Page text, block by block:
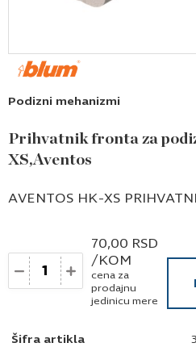
Podizni mehanizmi
Prihvatnik fronta za
XS,Aventos
Šifra artikla
AVENTOS HK-XS
Količina
70,00 RSD
/KOM
cena za
prodajnu
jedinicu mere